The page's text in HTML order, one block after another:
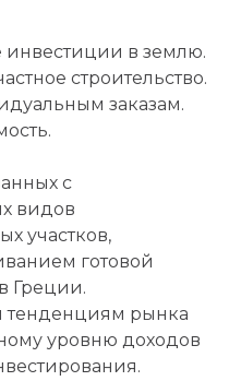
в землю.
строительство.
заказам.
с
видов
участков,
готовой
Греции.
тенденциям рынка
уровню доходов